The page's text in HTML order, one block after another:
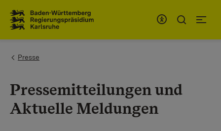
You are here:
Presse
Pressemitteilungen und
Aktuelle Meldungen